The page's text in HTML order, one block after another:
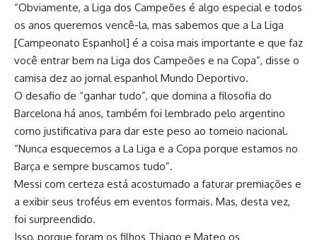
“Obviamente, a Liga dos Campeões é algo especial e todos
os anos queremos vencê-la, mas sabemos que a La Liga
[Campeonato Espanhol] é a coisa mais importante e que faz
você entrar bem na Liga dos Campeões e na Copa”, disse o
camisa dez ao jornal espanhol Mundo Deportivo.
O desafio de “ganhar tudo”, que domina a filosofia do
Barcelona há anos, também foi lembrado pelo argentino
como justificativa para dar este peso ao torneio nacional.
“Nunca esquecemos a La Liga e a Copa porque estamos no
Barça e sempre buscamos tudo”.
Messi com certeza está acostumado a faturar premiações e
a exibir seus troféus em eventos formais. Mas, desta vez,
foi surpreendido.
Isso, porque foram os filhos Thiago e Mateo os